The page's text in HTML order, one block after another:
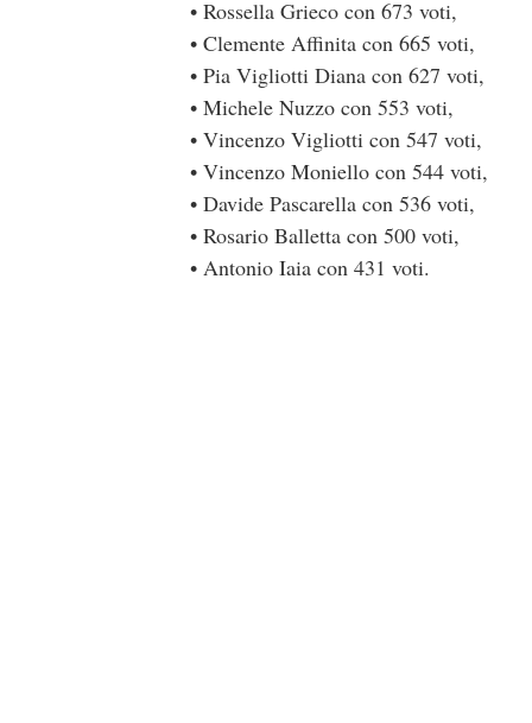
• Rossella Grieco con 673 voti,
• Clemente Affinita con 665 voti,
• Pia Vigliotti Diana con 627 voti,
• Michele Nuzzo con 553 voti,
• Vincenzo Vigliotti con 547 voti,
• Vincenzo Moniello con 544 voti,
• Davide Pascarella con 536 voti,
• Rosario Balletta con 500 voti,
• Antonio Iaia con 431 voti.